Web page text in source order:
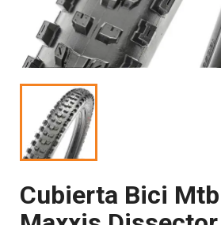
Cubierta Bici